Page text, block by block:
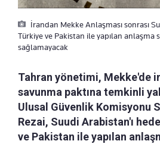
İrandan Mekke Anlaşması sonrası
Türkiye ve Pakistan ile yapılan anlaşma
sağlamayacak
Tahran yönetimi, Mekke'de
savunma paktına temkinli
Ulusal Güvenlik Komisyonu
Rezai, Suudi Arabistan'ı
ve Pakistan ile yapılan